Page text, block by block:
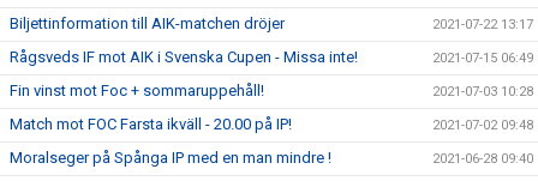
Biljettinformation till AIK-matchen dröjer 2021-07-22 13:17
Rågsveds IF mot AIK i Svenska Cupen - Missa inte! 2021-07-15 06:49
Fin vinst mot Foc + sommaruppehåll! 2021-07-03 10:28
Match mot FOC Farsta ikväll - 20.00 på IP! 2021-07-02 09:48
Moralseger på Spånga IP med en man mindre ! 2021-06-28 09:40